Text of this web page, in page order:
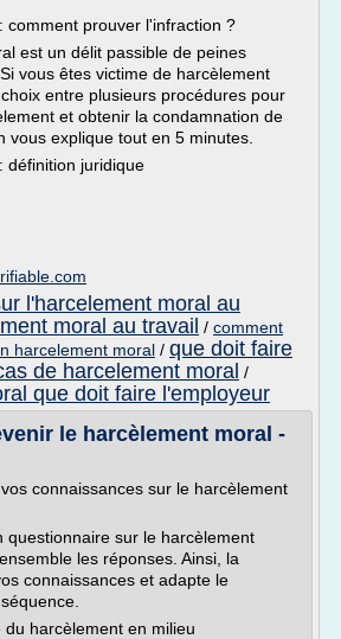
comment prouver l'infraction ?
est un délit passible de peines
vous êtes victime de harcèlement
entre plusieurs procédures pour
et obtenir la condamnation de
vous explique tout en 5 minutes.
définition juridique
l'harcelement moral au
moral au travail / comment
harcelement moral / que doit faire
de harcelement moral /
que doit faire l'employeur
le harcèlement moral -
connaissances sur le harcèlement
questionnaire sur le harcèlement
les réponses. Ainsi, la
connaissances et adapte le
du harcèlement en milieu